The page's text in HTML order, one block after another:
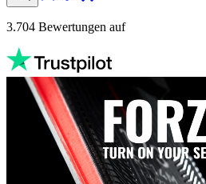
3.704 Bewertungen auf